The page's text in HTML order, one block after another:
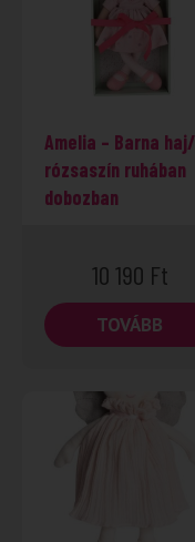
Amelia – Barna haj/
rózsaszín ruhában
dobozban
10 190 Ft
TOVÁBB